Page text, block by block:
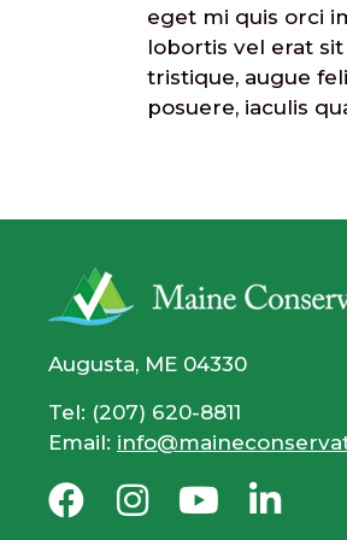
eget mi quis orci
lobortis vel erat
tristique, augue
posuere, iaculis
Augusta, ME 04330
Tel: (207) 620-8811
Email: